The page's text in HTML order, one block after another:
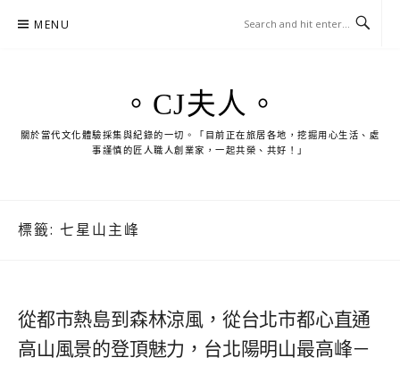
MENU
。CJ夫人。
關於當代文化體驗採集與紀錄的一切。「目前正在旅居各地，挖掘用心生活、處
事謹慎的匠人職人創業家，一起共榮、共好！」
標籤: 七星山主峰
從都市熱島到森林涼風，從台北市都心直通
高山風景的登頂魅力，台北陽明山最高峰－